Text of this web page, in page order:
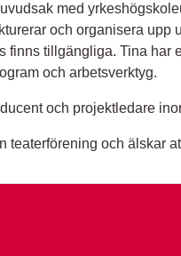
med
och organisera upp
finns tillgängliga. Tina har
och arbetsverktyg.
och projektledare
teaterförening och älskar